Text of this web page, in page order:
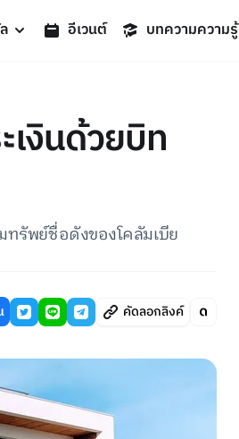
อีเวนต์ บทความความรู้
งินด้วยบิท
ทรัพย์ชื่อดังของโคลัมเบีย
คัดลอกลิงค์